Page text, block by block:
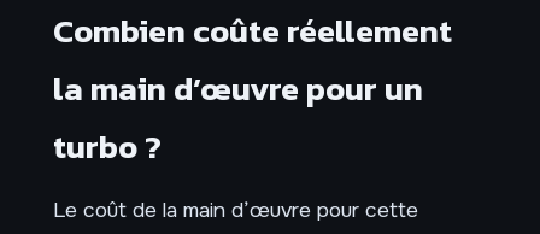
Combien coûte réellement
la main d’œuvre pour un
turbo ?
Le coût de la main d’œuvre pour cette